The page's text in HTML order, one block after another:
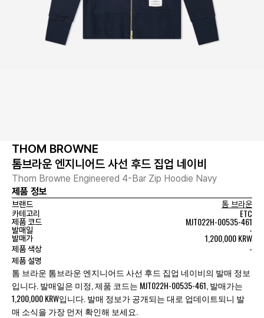
THOM BROWNE
톰브라운 엔지니어드 사선 후드 집업 네이비
Thom Browne Engineered 4-Bar Zip Hoodie Navy
제품 정보
브랜드
톰 브라운
카테고리
ETC
제품 코드 MJT022H-00535-461
발매일 -
발매가 1,200,000 KRW
제품 색상 -
제품 설명
톰 브라운 톰브라운 엔지니어드 사선 후드 집업 네이비의 발매 정보
입니다. 발매일은 미정, 제품 코드는 MJT022H-00535-461, 발매가는
1,200,000 KRW입니다. 발매 정보가 공개되는 대로 업데이트되니 발
매 소식을 가장 먼저 확인해 보세요.